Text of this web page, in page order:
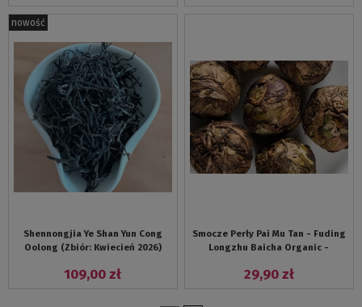
Shennongjia Ye Shan Yun Cong
Oolong (Zbiór: Kwiecień 2026)
109,00 zł
nowość
Smocze Perły Pai Mu Tan - Fuding
Longzhu Baicha Organic -
29,90 zł